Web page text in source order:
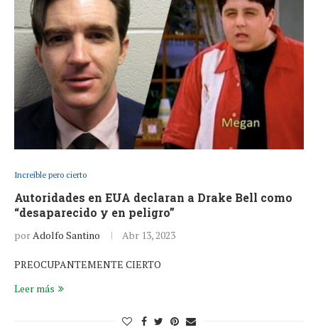
Increíble pero cierto
Autoridades en EUA declaran a Drake Bell como
“desaparecido y en peligro”
porAdolfo Santino Abr 13, 2023
PREOCUPANTEMENTE CIERTO
Leer más